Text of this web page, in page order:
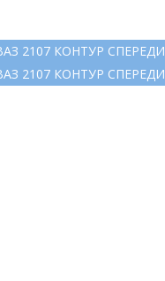
2107 КОНТУР СПЕРЕДИ
2107 КОНТУР СПЕРЕДИ